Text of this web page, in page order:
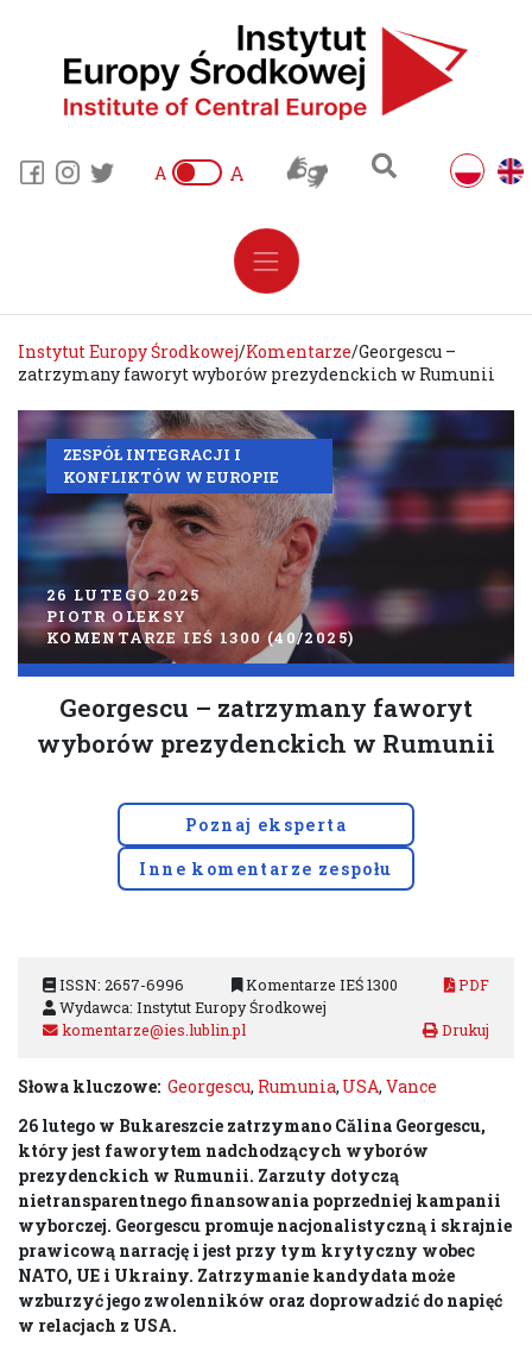
A A
Instytut Europy Środkowej/Komentarze/Georgescu –
zatrzymany faworyt wyborów prezydenckich w Rumunii
ZESPÓŁ INTEGRACJI I
KONFLIKTÓW W EUROPIE
26 LUTEGO 2025
PIOTR OLEKSY
KOMENTARZE IEŚ 1300 (40/2025)
Georgescu – zatrzymany faworyt
wyborów prezydenckich w Rumunii
Poznaj eksperta
Inne komentarze zespołu
ISSN: 2657-6996 Komentarze IEŚ 1300
PDF
Wydawca: Instytut Europy Środkowej
komentarze@ies.lublin.pl
Słowa kluczowe: Georgescu, Rumunia, USA, Vance
26 lutego w Bukareszcie zatrzymano Călina Georgescu,
który jest faworytem nadchodzących wyborów
prezydenckich w Rumunii. Zarzuty dotyczą
nietransparentnego finansowania poprzedniej kampanii
wyborczej. Georgescu promuje nacjonalistyczną i skrajnie
prawicową narrację i jest przy tym krytyczny wobec
NATO, UE i Ukrainy. Zatrzymanie kandydata może
wzburzyć jego zwolenników oraz doprowadzić do napięć
w relacjach z USA.